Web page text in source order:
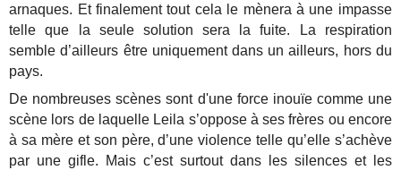
arnaques. Et finalement tout cela le mènera à une impasse
telle que la seule solution sera la fuite. La respiration
semble d’ailleurs être uniquement dans un ailleurs, hors du
pays.
De nombreuses scènes sont d'une force inouïe comme une
scène lors de laquelle Leila s’oppose à ses frères ou encore
à sa mère et son père, d’une violence telle qu’elle s’achève
par une gifle. Mais c’est surtout dans les silences et les